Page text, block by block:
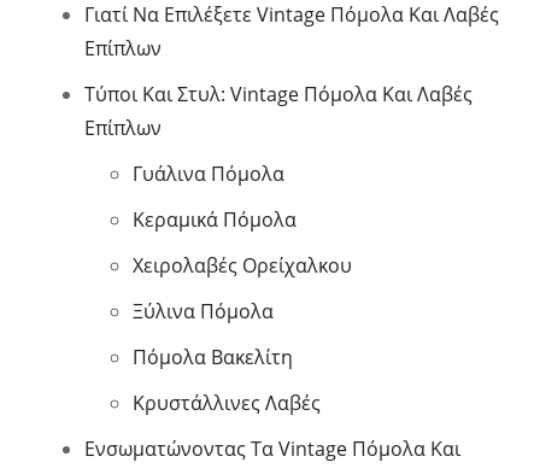
Γιατί Να Επιλέξετε Vintage Πόμολα Και Λαβές
Επίπλων
Τύποι Και Στυλ: Vintage Πόμολα Και Λαβές
Επίπλων
Γυάλινα Πόμολα
Κεραμικά Πόμολα
Χειρολαβές Ορείχαλκου
Ξύλινα Πόμολα
Πόμολα Βακελίτη
Κρυστάλλινες Λαβές
Ενσωματώνοντας Τα Vintage Πόμολα Και